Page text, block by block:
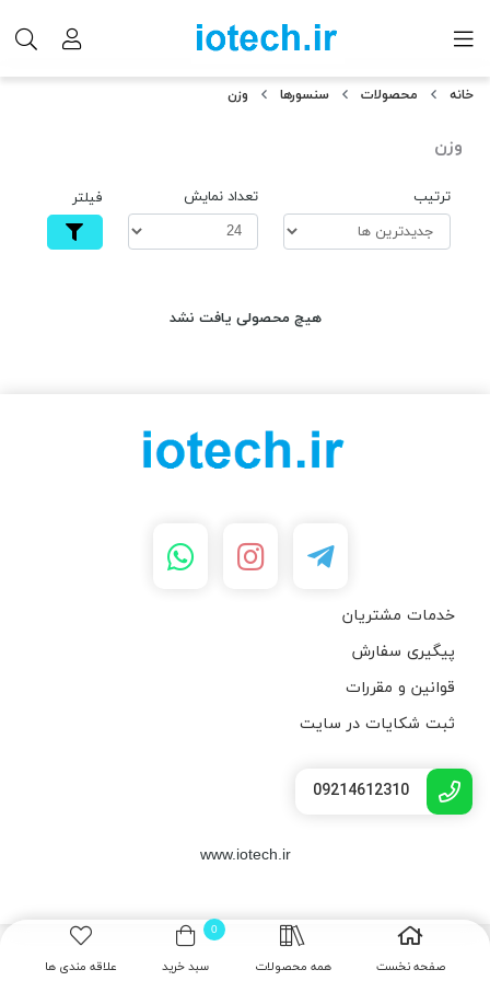
خانه محصولات سنسورها وزن
وزن
ترتیب تعداد نمایش فیلتر
هیچ محصولی یافت نشد
خدمات مشتریان
پیگیری سفارش
قوانین و مقررات
ثبت شکایات در سایت
09214612310
www.iotech.ir
صفحه نخست همه محصولات
0
سبد خرید علاقه مندی ها